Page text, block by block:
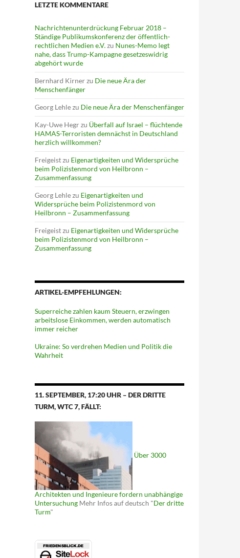
LETZTE KOMMENTARE
Nachrichtenunterdrückung Februar 2018 –
Ständige Publikumskonferenz der öffentlich-
rechtlichen Medien e.V.zu Nunes-Memo legt
nahe, dass Trump-Kampagne gesetzeswidrig
abgehört wurde
Bernhard Kirnerzu Die neue Ära der
Menschenfänger
Georg Lehlezu Die neue Ära der Menschenfänger
Kay-Uwe Hegrzu Überfall auf Israel – flüchtende
HAMAS-Terroristen demnächst in Deutschland
herzlich willkommen?
Freigeistzu Eigenartigkeiten und Widersprüche
beim Polizistenmord von Heilbronn –
Zusammenfassung
Georg Lehlezu Eigenartigkeiten und
Widersprüche beim Polizistenmord von
Heilbronn – Zusammenfassung
Freigeistzu Eigenartigkeiten und Widersprüche
beim Polizistenmord von Heilbronn –
Zusammenfassung
ARTIKEL-EMPFEHLUNGEN:
Superreiche zahlen kaum Steuern, erzwingen
arbeitslose Einkommen, werden automatisch
immer reicher
Ukraine: So verdrehen Medien und Politik die
Wahrheit
11. SEPTEMBER, 17:20 UHR – DER DRITTE
TURM, WTC 7, FÄLLT:
Über 3000
Architekten und Ingenieure fordern unabhängige
Untersuchung Mehr Infos auf deutsch "Der dritte
Turm"